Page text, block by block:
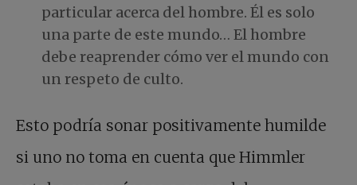
particular acerca del hombre. Él es solo
una parte de este mundo… El hombre
debe reaprender cómo ver el mundo con
un respeto de culto.
Esto podría sonar positivamente humilde
si uno no toma en cuenta que Himmler